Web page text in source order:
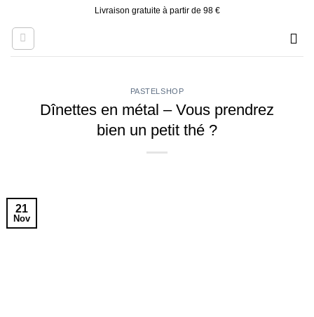
content
Livraison gratuite à partir de 98 €
PASTELSHOP
Dînettes en métal – Vous prendrez
bien un petit thé ?
21
Nov